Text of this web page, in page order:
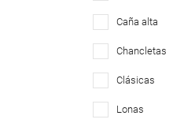
caña alta
chancletas
clásicas
lonas